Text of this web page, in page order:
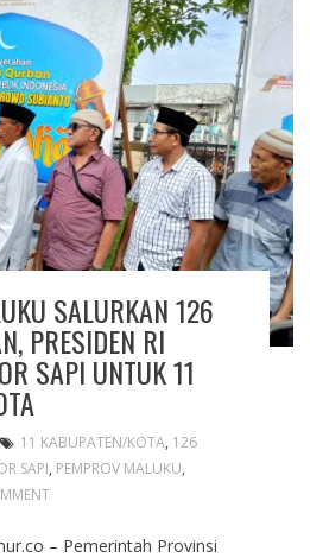
SALURKAN 126
PRESIDEN RI
SAPI UNTUK 11
11 KABUPATEN/KOTA, 126
SAPI, PEMPROV MALUKU,
– Pemerintah Provinsi